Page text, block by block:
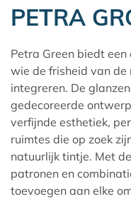
PETRA
Petra Green biedt
wie de frisheid van
integreren. De
gedecoreerde
verfijnde esthetiek,
ruimtes die op zoek
natuurlijk tintje. Met
patronen en
toevoegen aan elke